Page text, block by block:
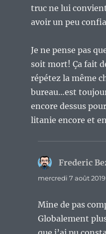
truc ne lui
avoir un peu
Je ne pense pas
soit mort! Ça fait
répétez la même
bureau…est
encore dessus
litanie encore et
Frederic
mercredi 7 août
Mine de pas
Globalement